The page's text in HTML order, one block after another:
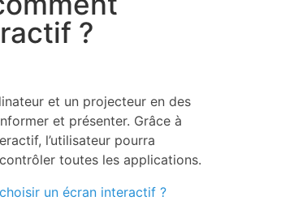
?
et un projecteur en des
et présenter. Grâce à
l’utilisateur pourra
toutes les applications.
un écran interactif ?